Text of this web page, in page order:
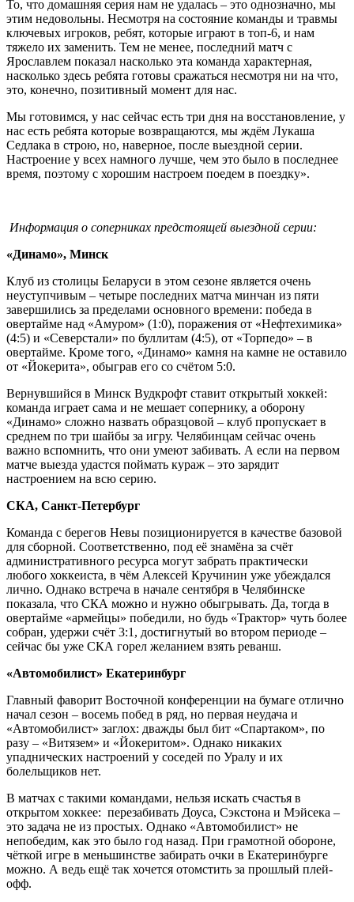
То, что домашняя серия нам не удалась – это однозначно, мы
этим недовольны. Несмотря на состояние команды и травмы
ключевых игроков, ребят, которые играют в топ-6, и нам
тяжело их заменить. Тем не менее, последний матч с
Ярославлем показал насколько эта команда характерная,
насколько здесь ребята готовы сражаться несмотря ни на что,
это, конечно, позитивный момент для нас.
Мы готовимся, у нас сейчас есть три дня на восстановление, у
нас есть ребята которые возвращаются, мы ждём Лукаша
Седлака в строю, но, наверное, после выездной серии.
Настроение у всех намного лучше, чем это было в последнее
время, поэтому с хорошим настроем поедем в поездку».
Информация о соперниках предстоящей выездной серии:
«Динамо», Минск
Клуб из столицы Беларуси в этом сезоне является очень
неуступчивым – четыре последних матча минчан из пяти
завершились за пределами основного времени: победа в
овертайме над «Амуром» (1:0), поражения от «Нефтехимика»
(4:5) и «Северстали» по буллитам (4:5), от «Торпедо» – в
овертайме. Кроме того, «Динамо» камня на камне не оставило
от «Йокерита», обыграв его со счётом 5:0.
Вернувшийся в Минск Вудкрофт ставит открытый хоккей:
команда играет сама и не мешает сопернику, а оборону
«Динамо» сложно назвать образцовой – клуб пропускает в
среднем по три шайбы за игру. Челябинцам сейчас очень
важно вспомнить, что они умеют забивать. А если на первом
матче выезда удастся поймать кураж – это зарядит
настроением на всю серию.
СКА, Санкт-Петербург
Команда с берегов Невы позиционируется в качестве базовой
для сборной. Соответственно, под её знамёна за счёт
административного ресурса могут забрать практически
любого хоккеиста, в чём Алексей Кручинин уже убеждался
лично. Однако встреча в начале сентября в Челябинске
показала, что СКА можно и нужно обыгрывать. Да, тогда в
овертайме «армейцы» победили, но будь «Трактор» чуть более
собран, удержи счёт 3:1, достигнутый во втором периоде –
сейчас бы уже СКА горел желанием взять реванш.
«Автомобилист» Екатеринбург
Главный фаворит Восточной конференции на бумаге отлично
начал сезон – восемь побед в ряд, но первая неудача и
«Автомобилист» заглох: дважды был бит «Спартаком», по
разу – «Витязем» и «Йокеритом». Однако никаких
упаднических настроений у соседей по Уралу и их
болельщиков нет.
В матчах с такими командами, нельзя искать счастья в
открытом хоккее: перезабивать Доуса, Сэкстона и Мэйсека –
это задача не из простых. Однако «Автомобилист» не
непобедим, как это было год назад. При грамотной обороне,
чёткой игре в меньшинстве забирать очки в Екатеринбурге
можно. А ведь ещё так хочется отомстить за прошлый плей-
офф.